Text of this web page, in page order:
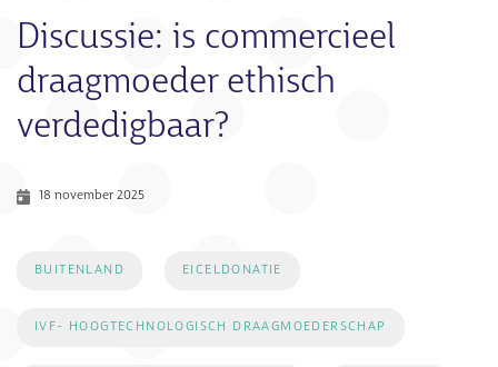
Discussie: is commercieel
draagmoeder ethisch
verdedigbaar?
18 november 2025
BUITENLAND EICELDONATIE
IVF- HOOGTECHNOLOGISCH DRAAGMOEDERSCHAP